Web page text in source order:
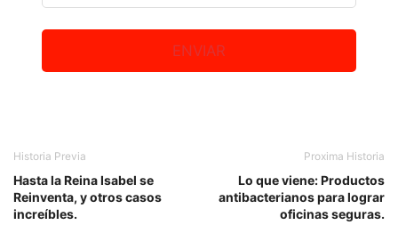
ENVIAR
Historia Previa
Hasta la Reina Isabel se
Reinventa, y otros casos
increíbles.
Proxima Historia
Lo que viene: Productos
antibacterianos para lograr
oficinas seguras.